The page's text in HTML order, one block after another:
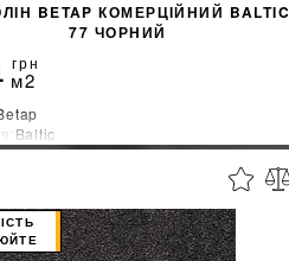
BETAP КОМЕРЦІЙНИЙ BALTIC
77 ЧОРНИЙ
грн
м2
Baltic
Бельгия
%